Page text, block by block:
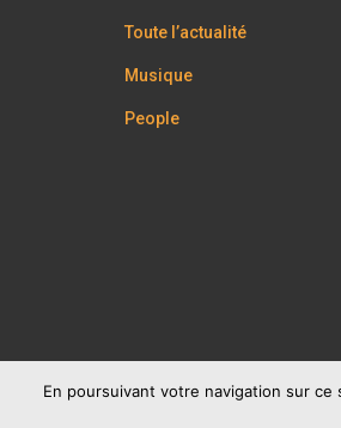
Toute l’actualité
Musique
People
En poursuivant votre navigation sur